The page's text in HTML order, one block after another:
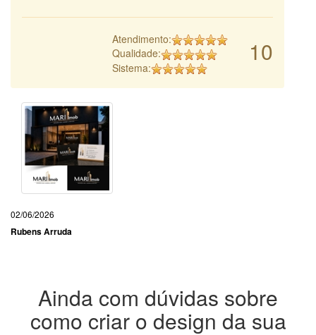
10
Atendimento:
Qualidade:
Sistema:
02/06/2026
Rubens Arruda
Ainda com dúvidas sobre
como criar o design da sua